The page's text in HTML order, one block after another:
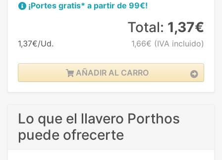
¡Portes gratis* a partir de 99€!
1,37€/Ud.
Total: 1,37€
1,66€ (IVA incluido)
AÑADIR AL CARRO
Lo que el llavero Porthos
puede ofrecerte